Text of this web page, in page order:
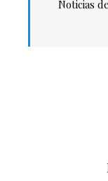
Noticias